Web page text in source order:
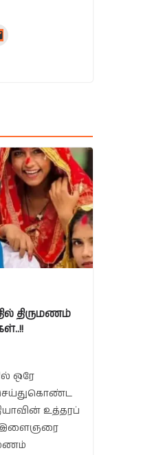
திருமணம்
ஒரே
உத்தரப்
இளைஞரை